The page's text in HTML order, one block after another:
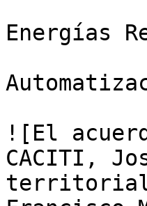
Energías
![El
CACITI,
territorial